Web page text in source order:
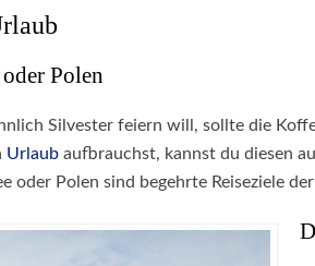
Polen
Silvester feiern will, sollte die
Urlaub aufbrauchst, kannst du diesen
oder Polen sind begehrte Reiseziele